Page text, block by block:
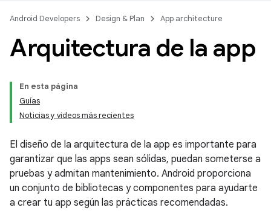
Android Developers Design & Plan App architecture
Arquitectura de la app
En esta página
Guías
Noticias y videos más recientes
El diseño de la arquitectura de la app es importante para
garantizar que las apps sean sólidas, puedan someterse a
pruebas y admitan mantenimiento. Android proporciona
un conjunto de bibliotecas y componentes para ayudarte
a crear tu app según las prácticas recomendadas.